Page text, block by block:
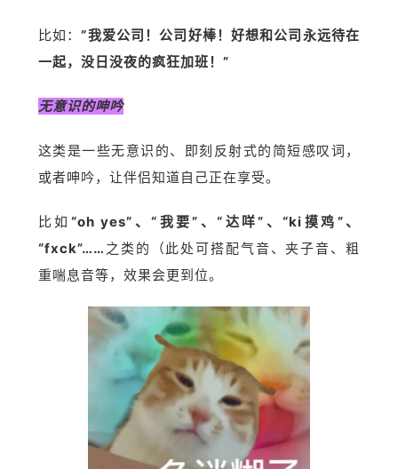
比如：“我爱公司！公司好棒！好想和公司永远待在
一起，没日没夜的疯狂加班！”
无意识的呻吟
这类是一些无意识的、即刻反射式的简短感叹词，
或者呻吟，让伴侣知道自己正在享受。
比如 “oh yes”、“我要”、“达咩”、“ki摸鸡”、
“fxck”…… 之类的（此处可搭配气音、夹子音、粗
重喘息音等，效果会更到位。